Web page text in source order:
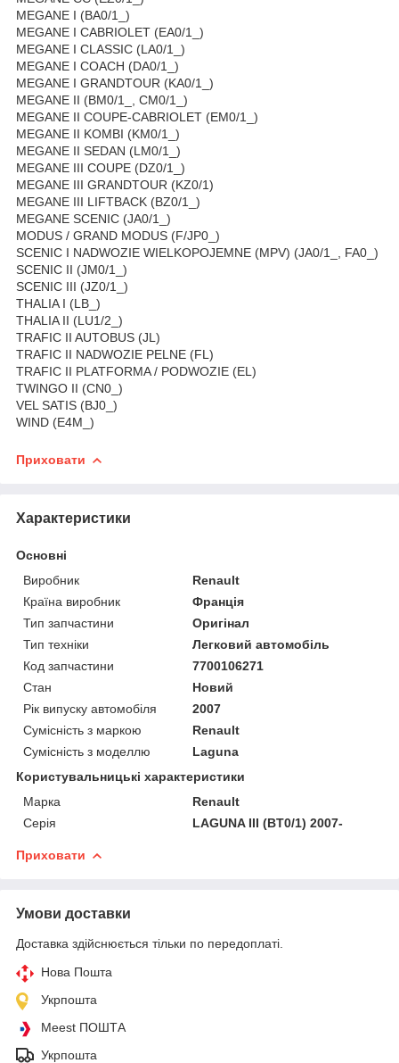
MEGANE I (BA0/1_)
MEGANE I CABRIOLET (EA0/1_)
MEGANE I CLASSIC (LA0/1_)
MEGANE I COACH (DA0/1_)
MEGANE I GRANDTOUR (KA0/1_)
MEGANE II (BM0/1_, CM0/1_)
MEGANE II COUPE-CABRIOLET (EM0/1_)
MEGANE II KOMBI (KM0/1_)
MEGANE II SEDAN (LM0/1_)
MEGANE III COUPE (DZ0/1_)
MEGANE III GRANDTOUR (KZ0/1)
MEGANE III LIFTBACK (BZ0/1_)
MEGANE SCENIC (JA0/1_)
MODUS / GRAND MODUS (F/JP0_)
SCENIC I NADWOZIE WIELKOPOJEMNE (MPV) (JA0/1_, FA0_)
SCENIC II (JM0/1_)
SCENIC III (JZ0/1_)
THALIA I (LB_)
THALIA II (LU1/2_)
TRAFIC II AUTOBUS (JL)
TRAFIC II NADWOZIE PELNE (FL)
TRAFIC II PLATFORMA / PODWOZIE (EL)
TWINGO II (CN0_)
VEL SATIS (BJ0_)
WIND (E4M_)
Приховати
Характеристики
Основні
Виробник
Renault
Країна виробник
Франція
Тип запчастини
Оригінал
Тип техніки
Легковий автомобіль
Код запчастини
7700106271
Стан
Новий
Рік випуску автомобіля
2007
Сумісність з маркою
Renault
Сумісність з моделлю
Laguna
Користувальницькі характеристики
Марка
Renault
Серія
LAGUNA III (BT0/1) 2007-
Приховати
Умови доставки
Доставка здійснюється тільки по передоплаті.
Нова Пошта
Укрпошта
Meest ПОШТА
Укрпошта